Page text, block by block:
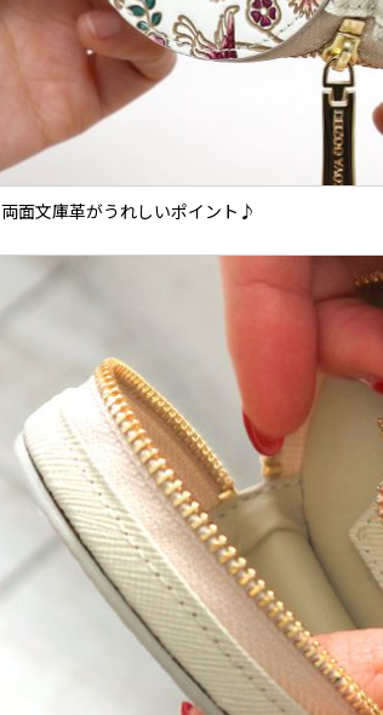
両面文庫革がうれしいポイント♪